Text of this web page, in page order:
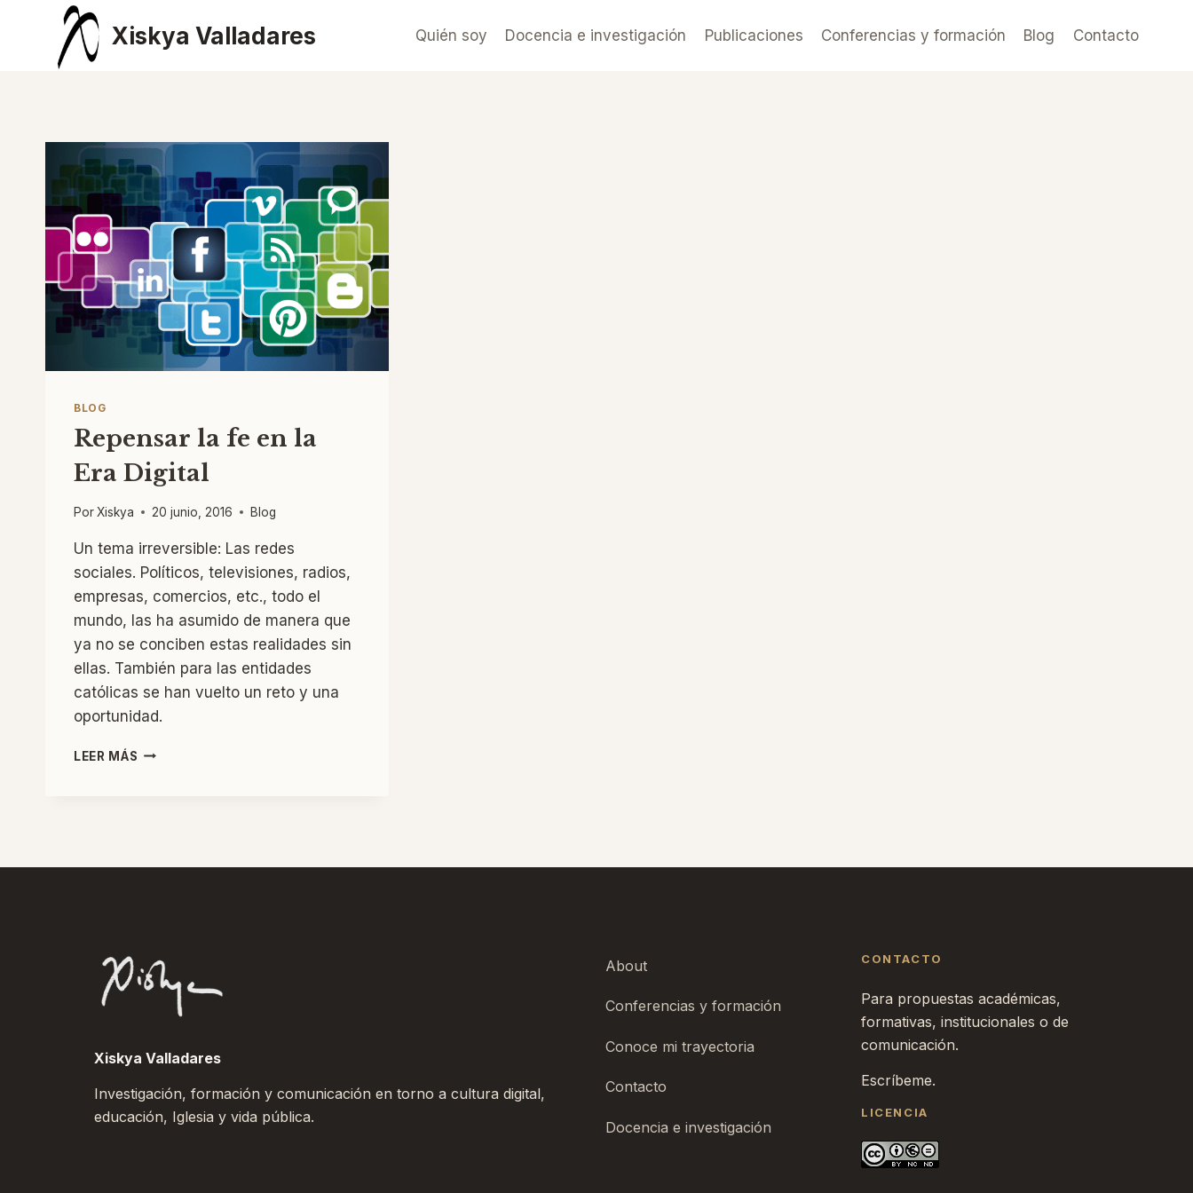
contenido
Xiskya Valladares Quién soy Docencia e investigación Publicaciones Conferencias y formación Blog Contacto
BLOG
Repensar la fe en la
Era Digital
PorXiskya 20 junio, 2016 Blog
Un tema irreversible: Las redes
sociales. Políticos, televisiones, radios,
empresas, comercios, etc., todo el
mundo, las ha asumido de manera que
ya no se conciben estas realidades sin
ellas. También para las entidades
católicas se han vuelto un reto y una
oportunidad.
LEER MÁS REPENSAR
Xiskya Valladares
Investigación, formación y comunicación en torno a cultura digital,
educación, Iglesia y vida pública.
About
Conferencias y formación
Conoce mi trayectoria
Contacto
Docencia e investigación
CONTACTO
Para propuestas académicas,
formativas, institucionales o de
comunicación.
Escríbeme.
LICENCIA